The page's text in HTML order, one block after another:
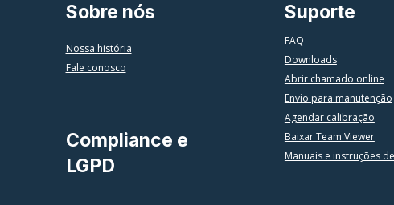
Sobre nós
Nossa história
Fale conosco
Compliance e
LGPD
Suporte
FAQ
Downloads
Abrir chamado online
Envio para manutenção
Agendar calibração
Baixar Team Viewer
Manuais e instruções